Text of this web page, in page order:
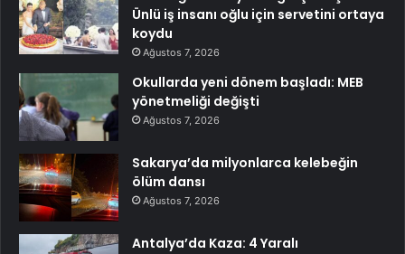
Ünlü iş insanı oğlu için servetini ortaya
koydu
Ağustos 7, 2026
Okullarda yeni dönem başladı: MEB
yönetmeliği değişti
Ağustos 7, 2026
Sakarya’da milyonlarca kelebeğin
ölüm dansı
Ağustos 7, 2026
Antalya’da Kaza: 4 Yaralı